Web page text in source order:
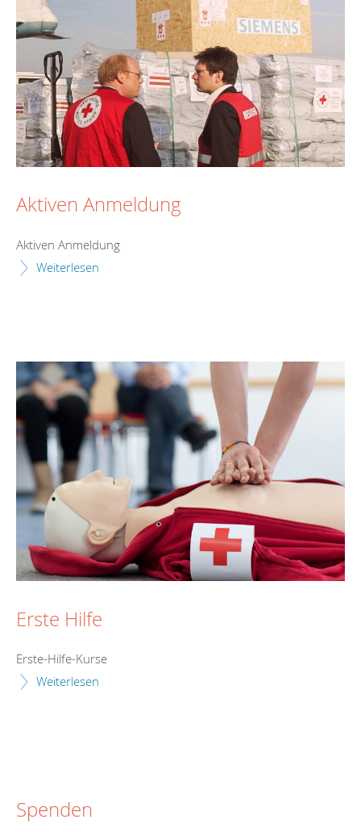
Aktiven Anmeldung
Aktiven Anmeldung
Weiterlesen
Erste Hilfe
Erste-Hilfe-Kurse
Weiterlesen
Spenden